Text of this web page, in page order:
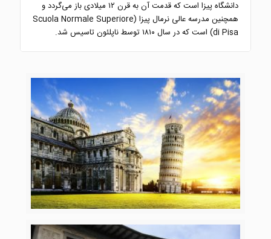
دانشگاه پیزا است که قدمت آن به قرن ۱۲ میلادی باز می‌گردد و
همچنین مدرسه عالی نرمال پیزا (Scuola Normale Superiore
di Pisa) است که در سال ۱۸۱۰ توسط ناپلئون تاسیس شد.